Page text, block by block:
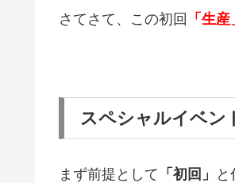
さてさて、この初回 「生産
スペシャルイベン
まず前提として 「初回」